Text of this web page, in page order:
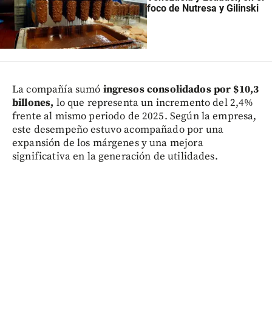
foco de Nutresa y Gilinski
La compañía sumó ingresos consolidados por $10,3
billones, lo que representa un incremento del 2,4%
frente al mismo periodo de 2025. Según la empresa,
este desempeño estuvo acompañado por una
expansión de los márgenes y una mejora
significativa en la generación de utilidades.